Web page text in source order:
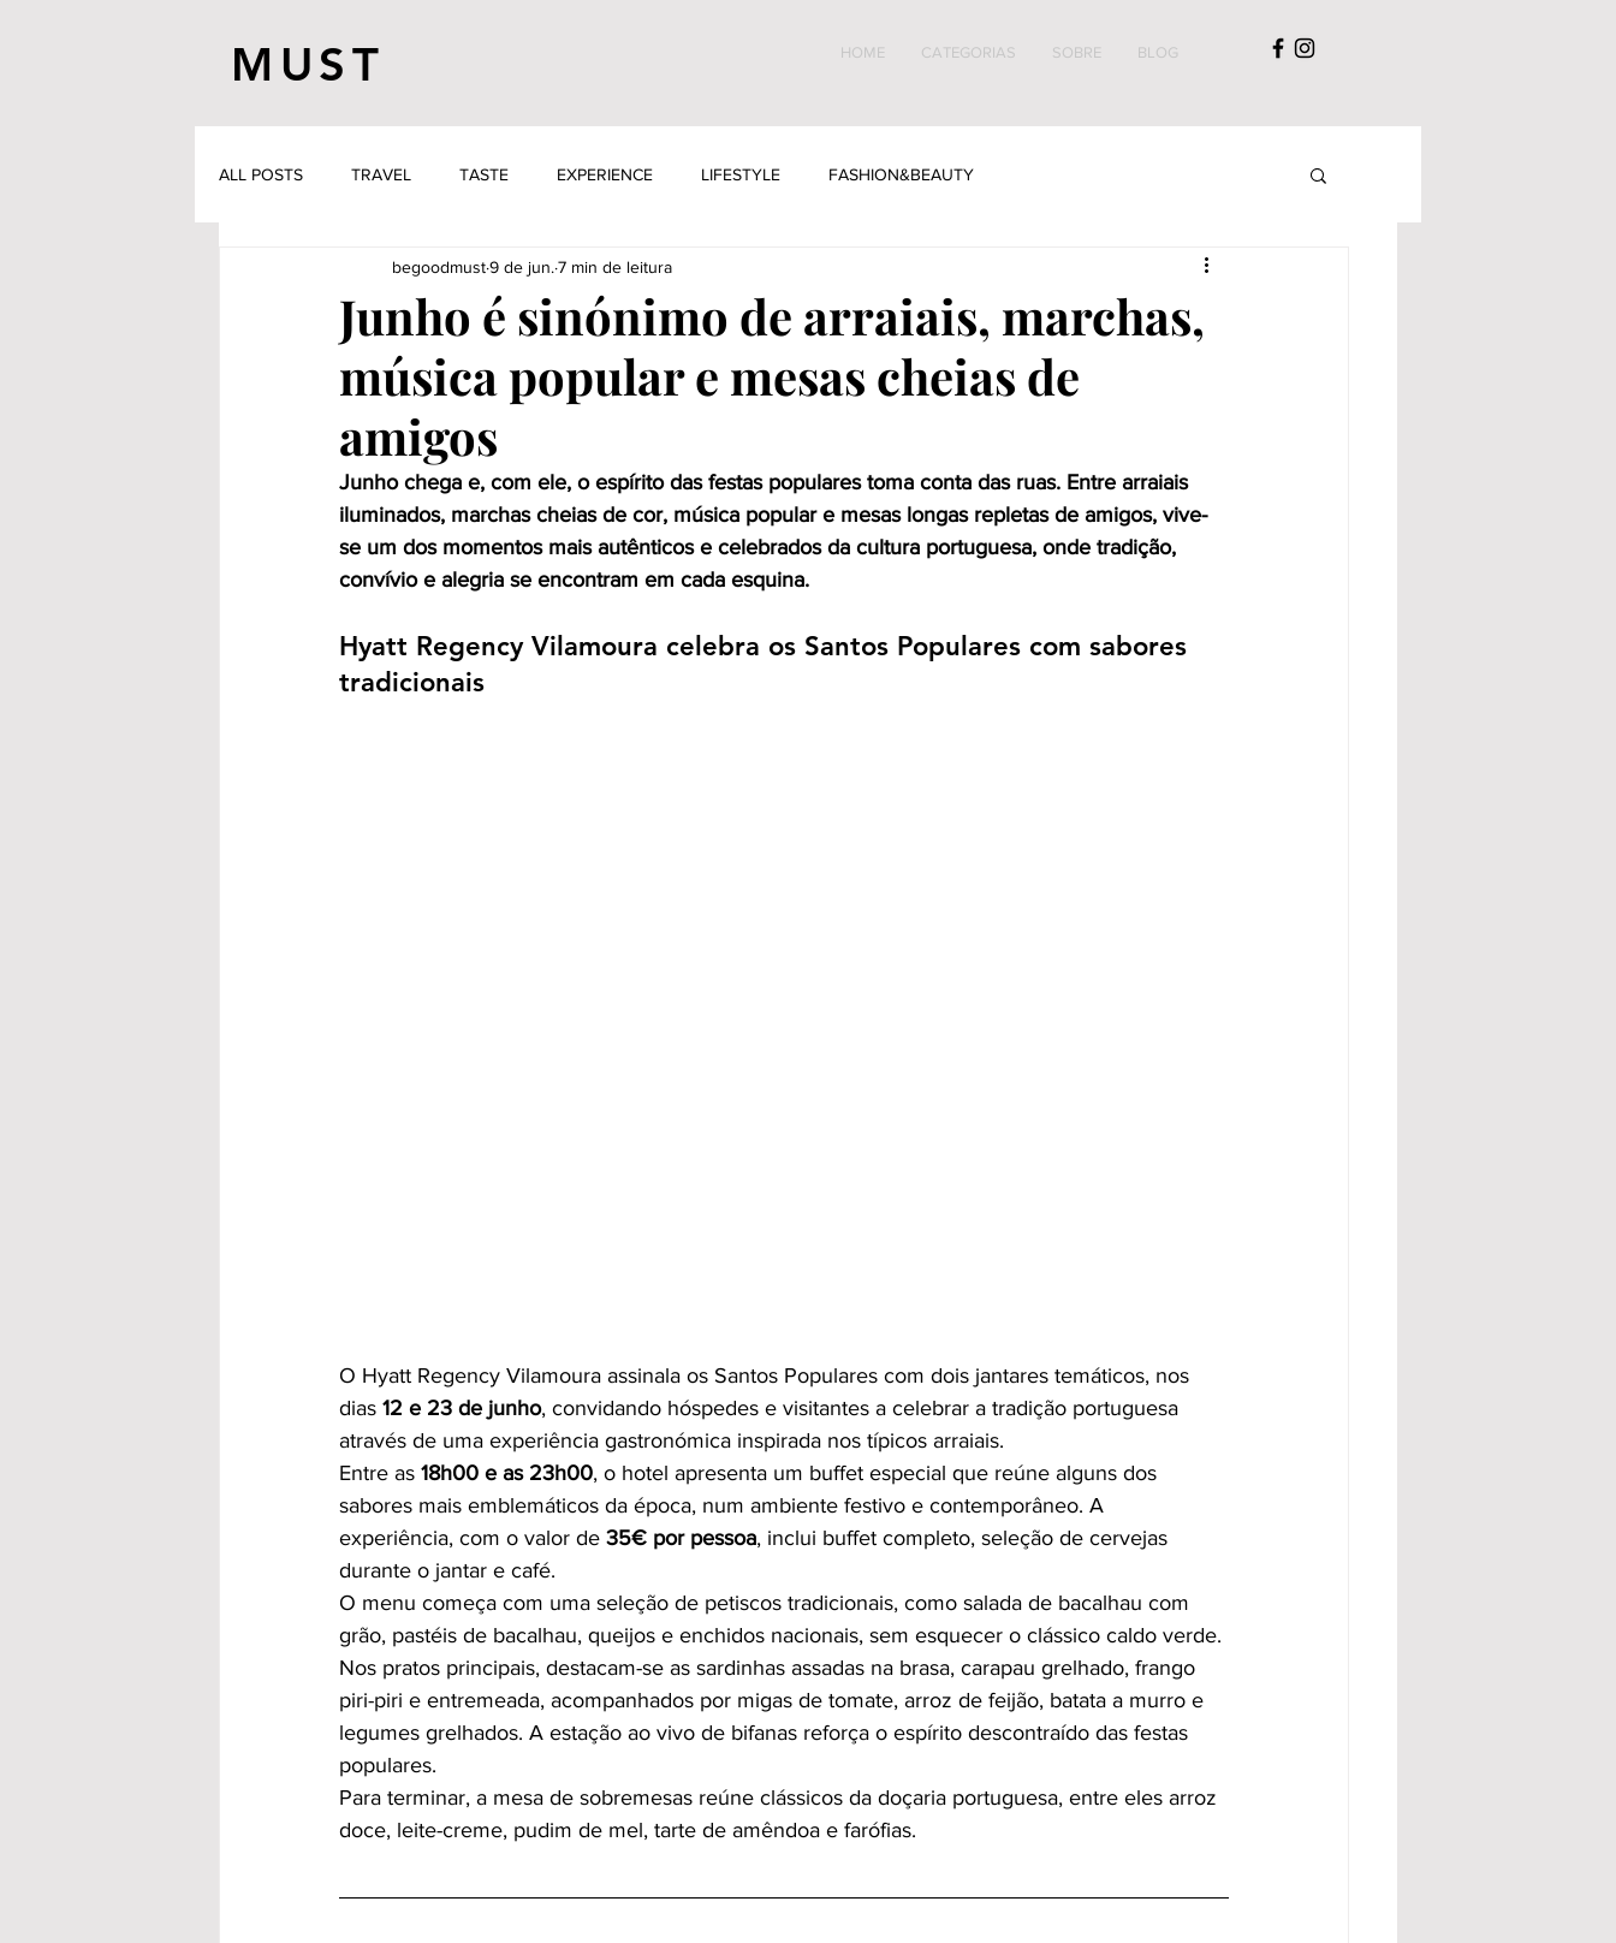
MUST HOME CATEGORIAS SOBRE BLOG
ALL POSTS TRAVEL TASTE EXPERIENCE LIFESTYLE FASHION&BEAUTY
Junho é sinónimo de arraiais, marchas,
música popular e mesas cheias de
amigos
begoodmust9 de jun. 7 min de leitura
Junho chega e, com ele, o espírito das festas populares toma conta das ruas. Entre arraiais
iluminados, marchas cheias de cor, música popular e mesas longas repletas de amigos, vive-
se um dos momentos mais autênticos e celebrados da cultura portuguesa, onde tradição,
convívio e alegria se encontram em cada esquina.
Hyatt Regency Vilamoura celebra os Santos Populares com sabores
tradicionais
O Hyatt Regency Vilamoura assinala os Santos Populares com dois jantares temáticos, nos
dias 12 e 23 de junho, convidando hóspedes e visitantes a celebrar a tradição portuguesa
através de uma experiência gastronómica inspirada nos típicos arraiais.
Entre as 18h00 e as 23h00, o hotel apresenta um buffet especial que reúne alguns dos
sabores mais emblemáticos da época, num ambiente festivo e contemporâneo. A
experiência, com o valor de 35€ por pessoa, inclui buffet completo, seleção de cervejas
durante o jantar e café.
O menu começa com uma seleção de petiscos tradicionais, como salada de bacalhau com
grão, pastéis de bacalhau, queijos e enchidos nacionais, sem esquecer o clássico caldo verde.
Nos pratos principais, destacam-se as sardinhas assadas na brasa, carapau grelhado, frango
piri-piri e entremeada, acompanhados por migas de tomate, arroz de feijão, batata a murro e
legumes grelhados. A estação ao vivo de bifanas reforça o espírito descontraído das festas
populares.
Para terminar, a mesa de sobremesas reúne clássicos da doçaria portuguesa, entre eles arroz
doce, leite-creme, pudim de mel, tarte de amêndoa e farófias.